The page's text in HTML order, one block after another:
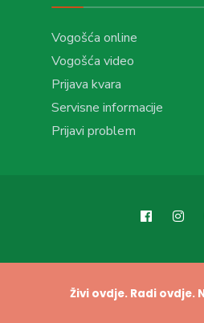
Vogošća online
Vogošća video
Prijava kvara
Servisne informacije
Prijavi problem
Živi ovdje. Radi ovdje.